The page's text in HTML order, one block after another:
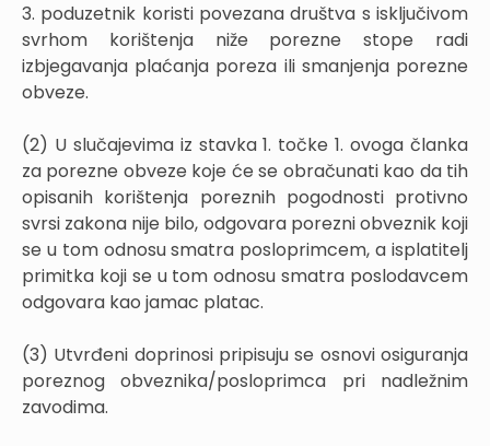
3. poduzetnik koristi povezana društva s isključivom
svrhom korištenja niže porezne stope radi
izbjegavanja plaćanja poreza ili smanjenja porezne
obveze.
(2) U slučajevima iz stavka 1. točke 1. ovoga članka
za porezne obveze koje će se obračunati kao da tih
opisanih korištenja poreznih pogodnosti protivno
svrsi zakona nije bilo, odgovara porezni obveznik koji
se u tom odnosu smatra posloprimcem, a isplatitelj
primitka koji se u tom odnosu smatra poslodavcem
odgovara kao jamac platac.
(3) Utvrđeni doprinosi pripisuju se osnovi osiguranja
poreznog obveznika/posloprimca pri nadležnim
zavodima.